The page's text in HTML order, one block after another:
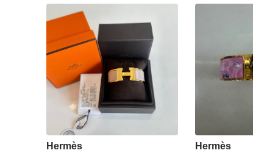
Hermès Hermès